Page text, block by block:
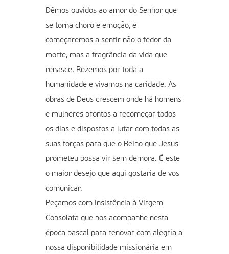
Dêmos ouvidos ao amor do Senhor que
se torna choro e emoção, e
começaremos a sentir não o fedor da
morte, mas a fragrância da vida que
renasce. Rezemos por toda a
humanidade e vivamos na caridade. As
obras de Deus crescem onde há homens
e mulheres prontos a recomeçar todos
os dias e dispostos a lutar com todas as
suas forças para que o Reino que Jesus
prometeu possa vir sem demora. É este
o maior desejo que aqui gostaria de vos
comunicar.
Peçamos com insistência à Virgem
Consolata que nos acompanhe nesta
época pascal para renovar com alegria a
nossa disponibilidade missionária em